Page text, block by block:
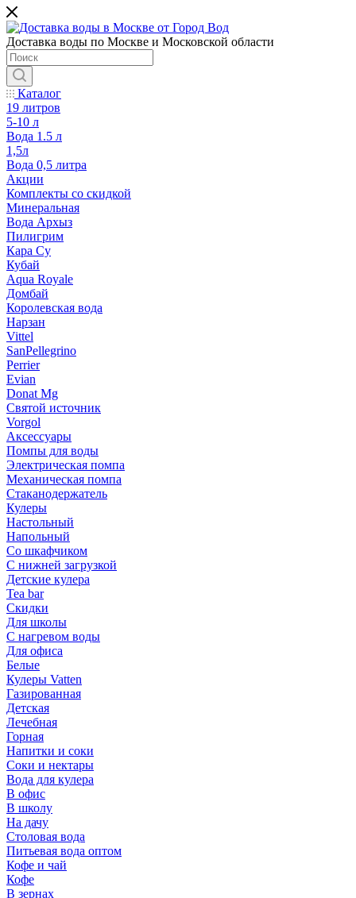
Доставка воды по Москве и Московской области
Каталог
19 литров
5-10 л
Вода 1.5 л
1,5л
Вода 0,5 литра
Акции
Комплекты со скидкой
Минеральная
Вода Архыз
Пилигрим
Кара Су
Кубай
Aqua Royale
Домбай
Королевская вода
Нарзан
Vittel
SanPellegrino
Perrier
Evian
Donat Mg
Святой источник
Vorgol
Аксессуары
Помпы для воды
Электрическая помпа
Механическая помпа
Стаканодержатель
Кулеры
Настольный
Напольный
Со шкафчиком
С нижней загрузкой
Детские кулера
Tea bar
Скидки
Для школы
С нагревом воды
Для офиса
Белые
Кулеры Vatten
Газированная
Детская
Лечебная
Горная
Напитки и соки
Соки и нектары
Вода для кулера
В офис
В школу
На дачу
Столовая вода
Питьевая вода оптом
Кофе и чай
Кофе
В зернах